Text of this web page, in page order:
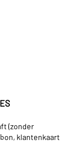
(zonder
klantenkaart